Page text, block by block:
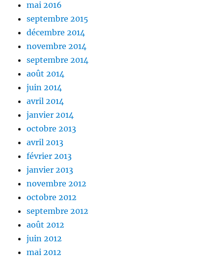
mai 2016
septembre 2015
décembre 2014
novembre 2014
septembre 2014
août 2014
juin 2014
avril 2014
janvier 2014
octobre 2013
avril 2013
février 2013
janvier 2013
novembre 2012
octobre 2012
septembre 2012
août 2012
juin 2012
mai 2012